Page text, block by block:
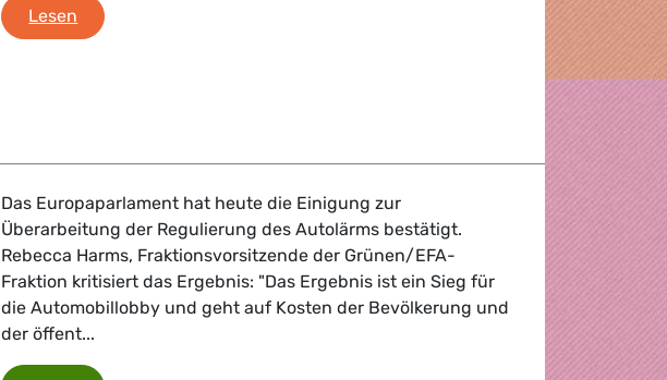
Lesen Strasbourg Flash
Das Europaparlament hat heute die Einigung zur
Überarbeitung der Regulierung des Autolärms bestätigt.
Rebecca Harms, Fraktionsvorsitzende der Grünen/EFA-
Fraktion kritisiert das Ergebnis: "Das Ergebnis ist ein Sieg für
die Automobillobby und geht auf Kosten der Bevölkerung und
der öffent...